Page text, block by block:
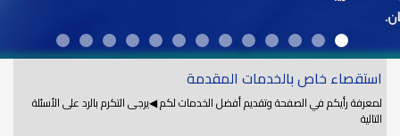
استقصاء خاص بالخدمات المقدمة
لمعرفة رأيكم في الصفحة وتقديم أفضل الخدمات لكم ◀يرجى التكرم بالرد على الأسئلة
التالية